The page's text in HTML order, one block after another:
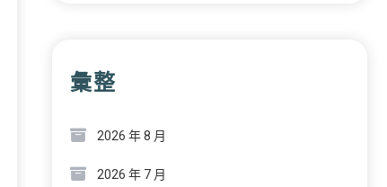
彙整
2026 年 8 月
2026 年 7 月